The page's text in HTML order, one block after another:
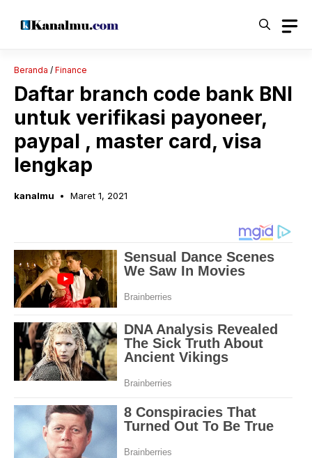
Beranda / Finance
Daftar branch code bank BNI
untuk verifikasi payoneer,
paypal , master card, visa
lengkap
kanalmu Maret 1, 2021